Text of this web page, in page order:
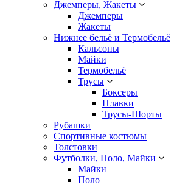
Джемперы, Жакеты
Джемперы
Жакеты
Нижнее бельё и Термобельё
Кальсоны
Майки
Термобельё
Трусы
Боксеры
Плавки
Трусы-Шорты
Рубашки
Спортивные костюмы
Толстовки
Футболки, Поло, Майки
Майки
Поло